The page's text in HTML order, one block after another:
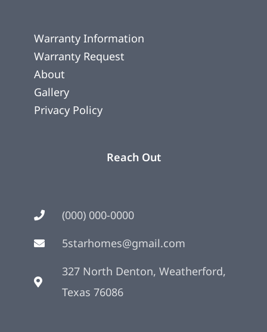
Warranty Information
Warranty Request
About
Gallery
Privacy Policy
Reach Out
(000) 000-0000
5starhomes@gmail.com
327 North Denton, Weatherford,
Texas 76086